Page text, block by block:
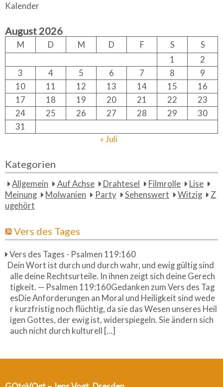
r
h
o
r:
Kalender
August 2026
M D M D F S
S
1
2
3
4 5 6 7 8
9
10
11 12 13 14 15
16
17
18 19 20 21 22
23
24
25 26 27 28 29
30
31
« Juli
Kategorien
Allgemein Auf Achse Drahtesel Filmrolle
Lise
Meinung
Molwanien Party Sehenswert Witzig
Z
ugehört
Vers des Tages
Vers des Tages - Psalmen 119:160
Dein Wort ist durch und durch wahr, und ewig gültig sind
alle deine Rechtsurteile. In ihnen zeigt sich deine Gerech
tigkeit. — Psalmen 119:160Gedanken zum Vers des Tag
esDie Anforderungen an Moral und Heiligkeit sind wede
r kurzfristig noch flüchtig, da sie das Wesen unseres Heil
igen Gottes, der ewig ist, widerspiegeln. Sie ändern sich
auch nicht durch kulturell […]